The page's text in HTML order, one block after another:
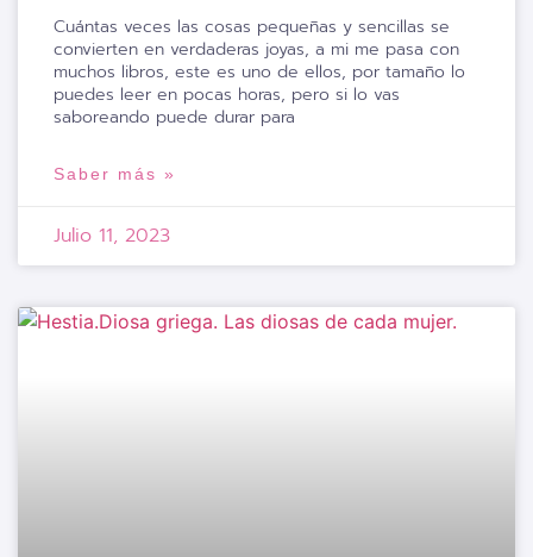
Cuántas veces las cosas pequeñas y sencillas se
convierten en verdaderas joyas, a mi me pasa con
muchos libros, este es uno de ellos, por tamaño lo
puedes leer en pocas horas, pero si lo vas
saboreando puede durar para
Saber más »
Julio 11, 2023